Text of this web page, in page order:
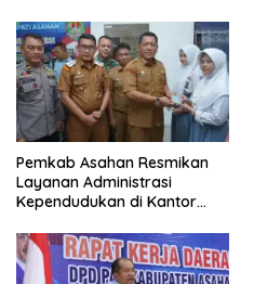
Pemkab Asahan Resmikan
Layanan Administrasi
Kependudukan di Kantor